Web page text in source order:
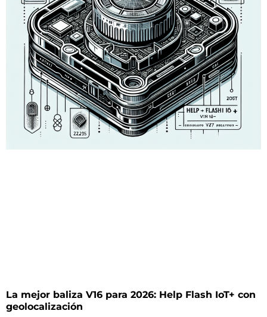
La mejor baliza V16 para 2026: Help Flash IoT+ con
geolocalización